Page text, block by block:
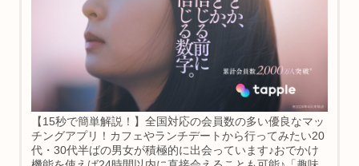
【15秒で簡単解説！】全国対応の会員数の多い優良なマッ
チングアプリ！カフェやランチデートから行ってみたい20
代・30代半ばの男女が積極的に出会っています♪おでかけ